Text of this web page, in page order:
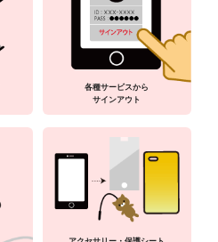
各種サービスから
サインアウト